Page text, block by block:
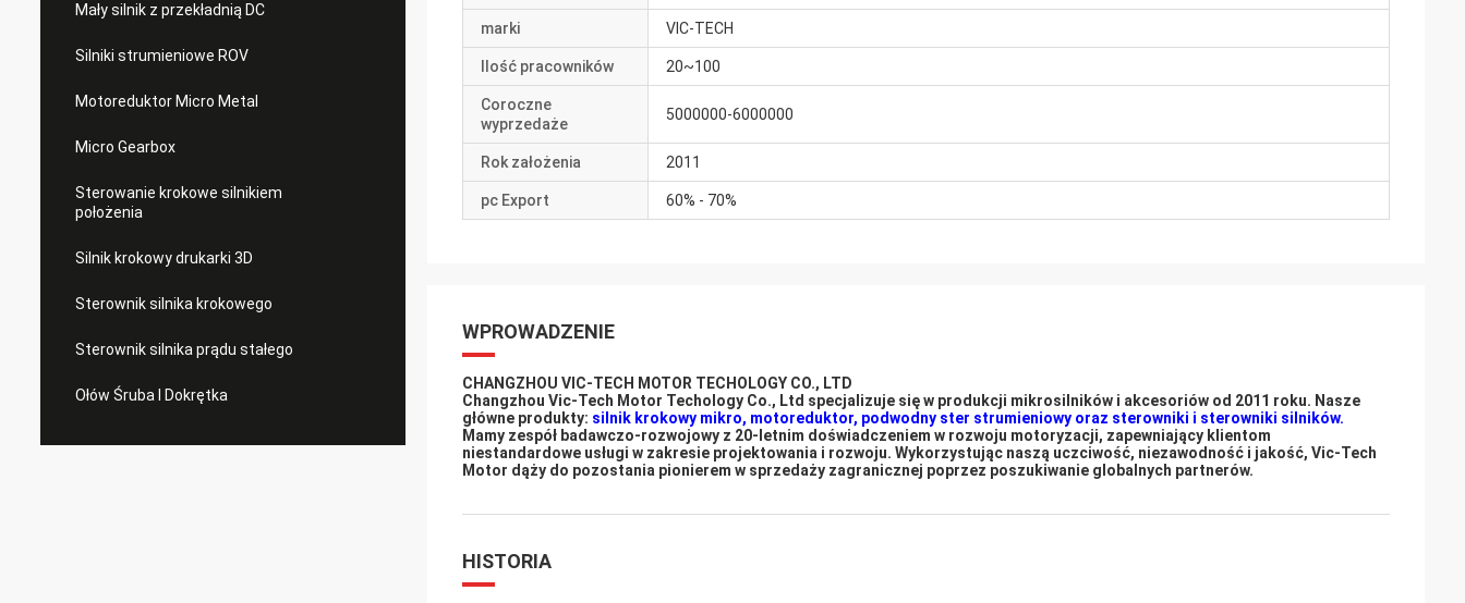
Mały silnik z przekładnią DC
Silniki strumieniowe ROV
Motoreduktor Micro Metal
Micro Gearbox
Sterowanie krokowe silnikiem
położenia
Silnik krokowy drukarki 3D
Sterownik silnika krokowego
Sterownik silnika prądu stałego
Ołów Śruba I Dokrętka
marki VIC-TECH
Ilość pracowników 20~100
Coroczne
wyprzedaże
5000000-6000000
Rok założenia 2011
pc Export 60% - 70%
WPROWADZENIE
CHANGZHOU VIC-TECH MOTOR TECHOLOGY CO., LTD
Changzhou Vic-Tech Motor Techology Co., Ltd specjalizuje się w produkcji mikrosilników i akcesoriów od 2011 roku. Nasze
główne produkty: silnik krokowy mikro, motoreduktor, podwodny ster strumieniowy oraz sterowniki i sterowniki silników.
Mamy zespół badawczo-rozwojowy z 20-letnim doświadczeniem w rozwoju motoryzacji, zapewniający klientom
niestandardowe usługi w zakresie projektowania i rozwoju. Wykorzystując naszą uczciwość, niezawodność i jakość, Vic-Tech
Motor dąży do pozostania pionierem w sprzedaży zagranicznej poprzez poszukiwanie globalnych partnerów.
HISTORIA